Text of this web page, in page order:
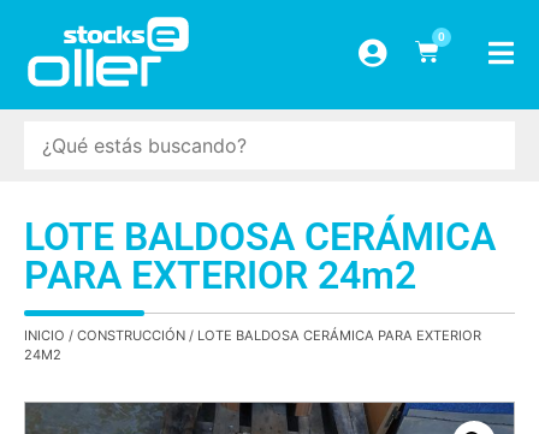
0
LOTE BALDOSA CERÁMICA
PARA EXTERIOR 24m2
INICIO / CONSTRUCCIÓN / LOTE BALDOSA CERÁMICA PARA EXTERIOR
24M2